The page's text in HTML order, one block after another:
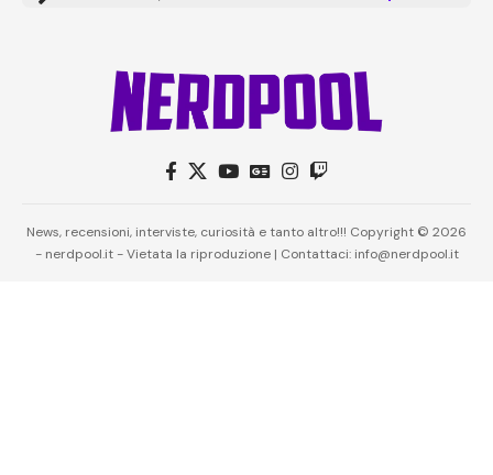
News, recensioni, interviste, curiosità e tanto altro!!! Copyright © 2026
- nerdpool.it - Vietata la riproduzione | Contattaci: info@nerdpool.it